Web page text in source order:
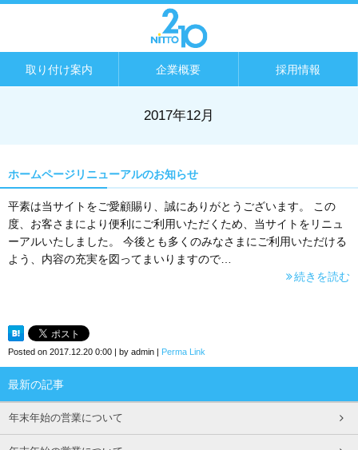
取り付け案内 企業概要 採用情報
2017年12月
ホームページリニューアルのお知らせ
平素は当サイトをご愛顧賜り、誠にありがとうございます。 この
度、お客さまにより便利にご利用いただくため、当サイトをリニュ
ーアルいたしました。 今後とも多くのみなさまにご利用いただける
よう、内容の充実を図ってまいりますので…
続きを読む
Posted on 2017.12.20 0:00 | by admin | Perma Link
最新の記事
年末年始の営業について